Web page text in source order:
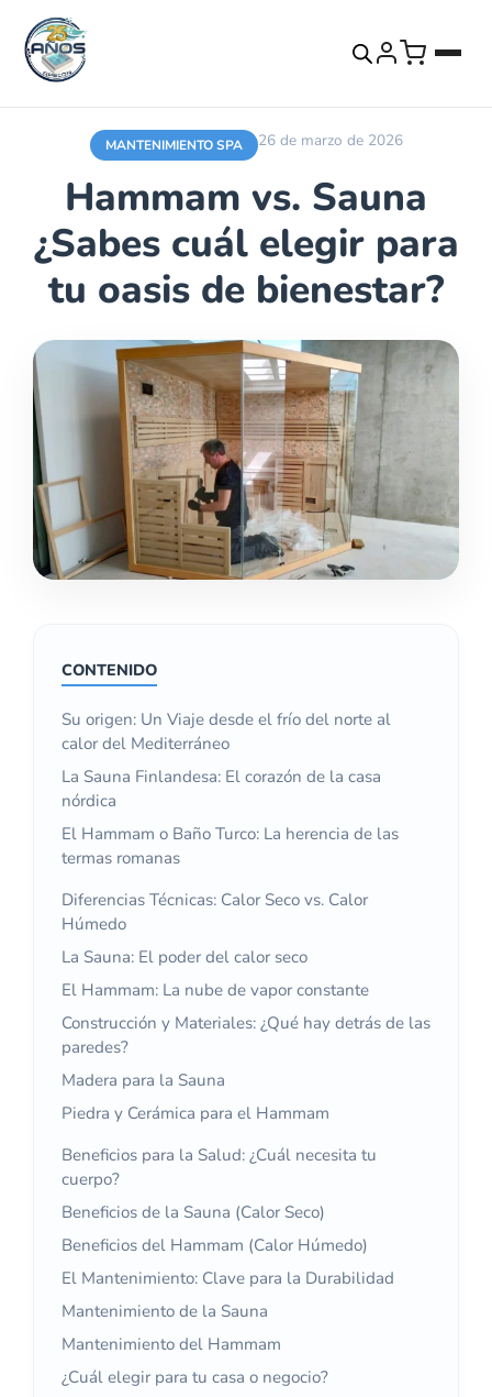
MANTENIMIENTO SPA 26 de marzo de 2026
Hammam vs. Sauna
¿Sabes cuál elegir para
tu oasis de bienestar?
CONTENIDO
Su origen: Un Viaje desde el frío del norte al
calor del Mediterráneo
La Sauna Finlandesa: El corazón de la casa
nórdica
El Hammam o Baño Turco: La herencia de las
termas romanas
Diferencias Técnicas: Calor Seco vs. Calor
Húmedo
La Sauna: El poder del calor seco
El Hammam: La nube de vapor constante
Construcción y Materiales: ¿Qué hay detrás de las
paredes?
Madera para la Sauna
Piedra y Cerámica para el Hammam
Beneficios para la Salud: ¿Cuál necesita tu
cuerpo?
Beneficios de la Sauna (Calor Seco)
Beneficios del Hammam (Calor Húmedo)
El Mantenimiento: Clave para la Durabilidad
Mantenimiento de la Sauna
Mantenimiento del Hammam
¿Cuál elegir para tu casa o negocio?